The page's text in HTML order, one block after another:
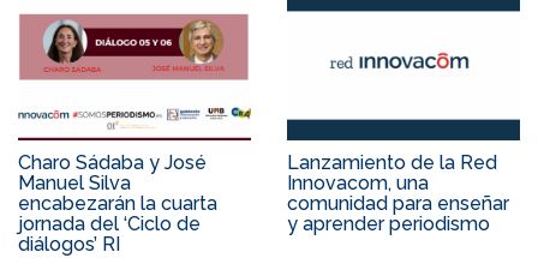
Charo Sádaba y José
Manuel Silva
encabezarán la cuarta
jornada del ‘Ciclo de
diálogos’ RI
Lanzamiento de la Red
Innovacom, una
comunidad para enseñar
y aprender periodismo